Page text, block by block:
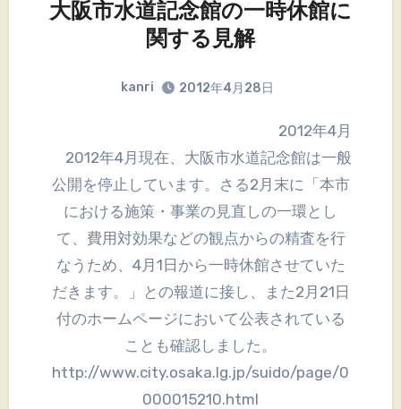
大阪市水道記念館の一時休館に
関する見解
kanri 2012年4月28日
2012年4月
2012年4月現在、大阪市水道記念館は一般
公開を停止しています。さる2月末に「本市
における施策・事業の見直しの一環とし
て、費用対効果などの観点からの精査を行
なうため、4月1日から一時休館させていた
だきます。」との報道に接し、また2月21日
付のホームページにおいて公表されている
ことも確認しました。
http://www.city.osaka.lg.jp/suido/page/0
000015210.html